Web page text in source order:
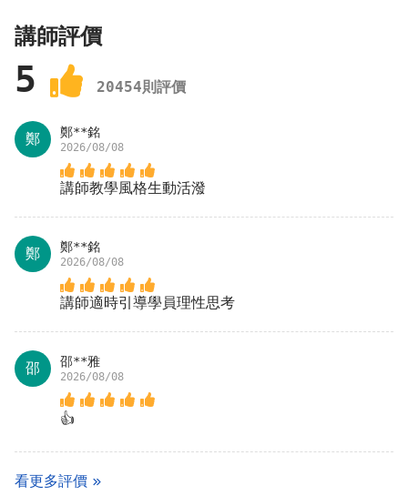
講師評價
5 20454則評價
鄭 鄭**銘
2026/08/08
講師教學風格生動活潑
鄭 鄭**銘
2026/08/08
講師適時引導學員理性思考
邵 邵**雅
2026/08/08
👍
看更多評價